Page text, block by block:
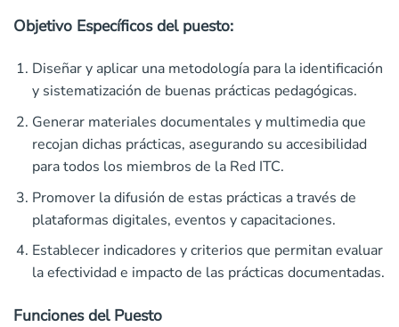
Objetivo Específicos del puesto:
Diseñar y aplicar una metodología para la identificación
y sistematización de buenas prácticas pedagógicas.
Generar materiales documentales y multimedia que
recojan dichas prácticas, asegurando su accesibilidad
para todos los miembros de la Red ITC.
Promover la difusión de estas prácticas a través de
plataformas digitales, eventos y capacitaciones.
Establecer indicadores y criterios que permitan evaluar
la efectividad e impacto de las prácticas documentadas.
Funciones del Puesto